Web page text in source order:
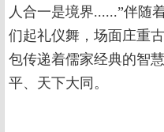
人合一是境界......”伴随
们起礼仪舞，场面庄重
包传递着儒家经典的智
平、天下大同。